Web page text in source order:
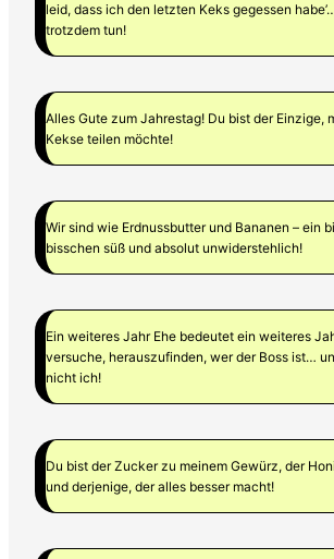
leid, dass ich den letzten Keks gegessen
trotzdem tun!
Alles Gute zum Jahrestag! Du bist der Einzige,
Kekse teilen möchte!
Wir sind wie Erdnussbutter und Bananen – ein
bisschen süß und absolut unwiderstehlich!
Ein weiteres Jahr Ehe bedeutet ein weiteres
versuche, herauszufinden, wer der Boss ist…
nicht ich!
Du bist der Zucker zu meinem Gewürz, der
und derjenige, der alles besser macht!